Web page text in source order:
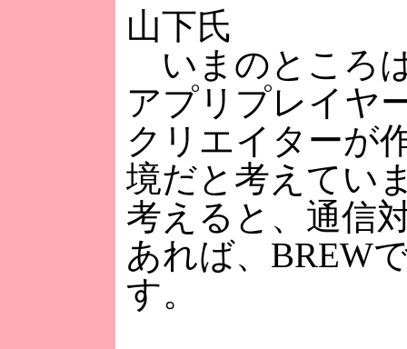
山下氏
いまのところ
アプリプレイヤ
クリエイターが
境だと考えてい
考えると、通信
あれば、BREW
す。